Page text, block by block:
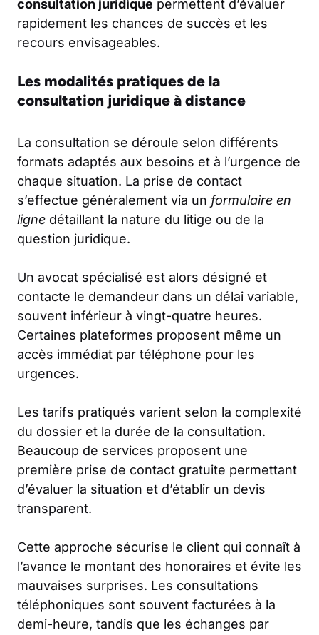
consultation juridique permettent d’évaluer
rapidement les chances de succès et les
recours envisageables.
Les modalités pratiques de la
consultation juridique à distance
La consultation se déroule selon différents
formats adaptés aux besoins et à l’urgence de
chaque situation. La prise de contact
s’effectue généralement via un formulaire en
ligne détaillant la nature du litige ou de la
question juridique.
Un avocat spécialisé est alors désigné et
contacte le demandeur dans un délai variable,
souvent inférieur à vingt-quatre heures.
Certaines plateformes proposent même un
accès immédiat par téléphone pour les
urgences.
Les tarifs pratiqués varient selon la complexité
du dossier et la durée de la consultation.
Beaucoup de services proposent une
première prise de contact gratuite permettant
d’évaluer la situation et d’établir un devis
transparent.
Cette approche sécurise le client qui connaît à
l’avance le montant des honoraires et évite les
mauvaises surprises. Les consultations
téléphoniques sont souvent facturées à la
demi-heure, tandis que les échanges par